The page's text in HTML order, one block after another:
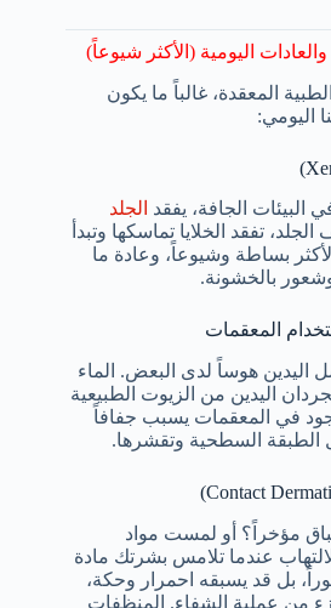
والعادات اليومية (الأكثر شيوعاً)
المعقدة، غالباً ما يكون
اليومي:
الجافة، يفقد الجلد
تفقد الخلايا تماسكها وتبدأ
بساطة وشيوعاً، وعادة ما
بالخشونة.
اليدين هوساً لدى البعض. الماء
اليدين من الزيوت الطبيعية
في المعقمات يسبب جفافاً
الطبقة السطحية وتقشرها.
مؤخراً؟ أو لمست مواد
عندما تلامس بشرتك مادة
بل قد يسبقه احمرار وحكة،
من عملية الشفاء. المنظفات